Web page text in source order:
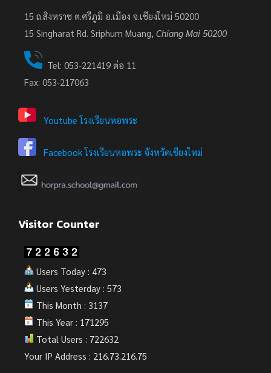
15 ถ.สิงหราช ต.ศรีภูมิ อ.เมือง จ.เชียงใหม่ 50200
15 Singharat Rd. Sriphum Muang, Chiang Mai 50200
Tel: 053-221419 ต่อ 11
Fax: 053-217063
Youtube โรงเรียนหอพระ
Facebook โรงเรียนหอพระ จังหวัดเชียงใหม่
Visitor Counter
Users Today : 473
Users Yesterday : 573
This Month : 3137
This Year : 171295
Total Users : 722632
Your IP Address : 216.73.216.75